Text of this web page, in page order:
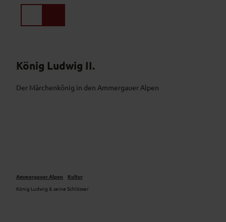
König Ludwig II.
Der Märchenkönig in den Ammergauer Alpen
Ammergauer Alpen
Kultur
König Ludwig & seine Schlösser